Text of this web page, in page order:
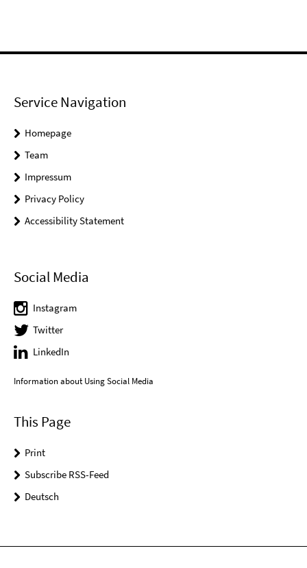
Service Navigation
Homepage
Team
Impressum
Privacy Policy
Accessibility Statement
Social Media
Instagram
Twitter
LinkedIn
Information about Using Social Media
This Page
Print
Subscribe RSS-Feed
Deutsch